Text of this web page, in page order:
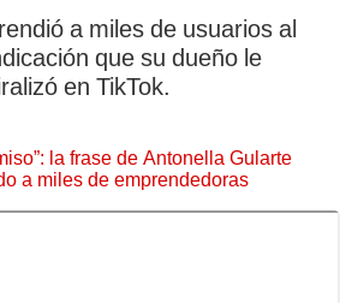
a miles de usuarios al
que su dueño le
en TikTok.
la frase de Antonella Gularte
a miles de emprendedoras